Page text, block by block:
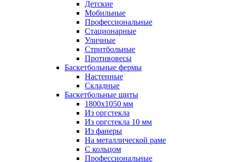
Детские
Мобильные
Профессиональные
Стационарные
Уличные
Стритбольные
Противовесы
Баскетбольные фермы
Настенные
Складные
Баскетбольные щиты
1800х1050 мм
Из оргстекла
Из оргстекла 10 мм
Из фанеры
На металлической раме
С кольцом
Профессиональные